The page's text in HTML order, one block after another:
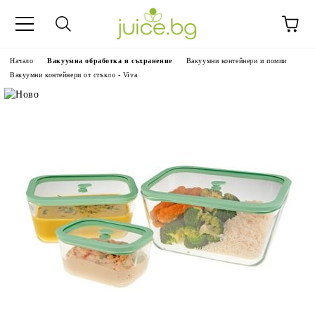
Начало Вакуумна обработка и съхранение
Вакуумни контейнери и помпи
Вакуумни контейнери от стъкло - Viva